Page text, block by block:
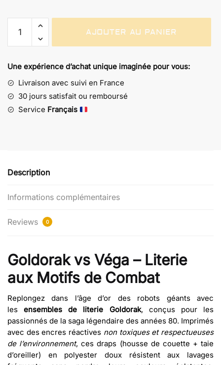
Goldorak
Véga
-
Literie
aux
AJOUTER AU PANIER
Une expérience d’achat unique imaginée pour vous:
Livraison avec suivi en France
30 jours satisfait ou remboursé
Service Français
Description
Informations complémentaires
Reviews 0
Goldorak vs Véga – Literie
aux Motifs de Combat
Replongez dans l’âge d’or des robots géants avec
lesensembles de literie Goldorak, conçus pour les
passionnés de la saga légendaire des années 80. Imprimés
avec des encres réactives non toxiques et respectueuses
de l’environnement, ces draps (housse de couette + taie
d’oreiller) en polyester doux résistent aux lavages